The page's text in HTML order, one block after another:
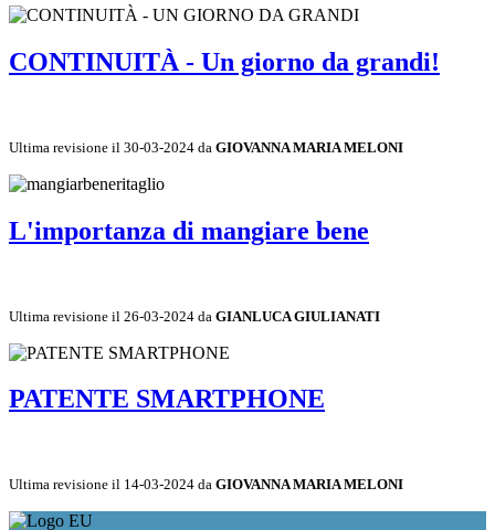
CONTINUITÀ - Un giorno da grandi!
Ultima revisione il 30-03-2024 da GIOVANNA MARIA MELONI
L'importanza di mangiare bene
Ultima revisione il 26-03-2024 da GIANLUCA GIULIANATI
PATENTE SMARTPHONE
Ultima revisione il 14-03-2024 da GIOVANNA MARIA MELONI